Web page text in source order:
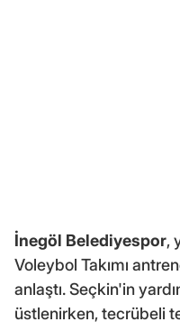
İnegöl Belediyespor,
Voleybol Takımı
anlaştı. Seçkin'in
üstlenirken, tecrübeli